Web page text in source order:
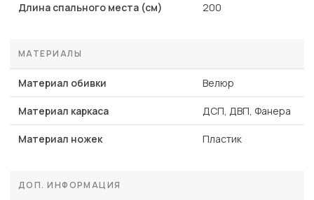
Длина спального места (см) 200
МАТЕРИАЛЫ
Материал обивки Велюр
Материал каркаса ДСП, ДВП, Фанера
Материал ножек Пластик
ДОП. ИНФОРМАЦИЯ